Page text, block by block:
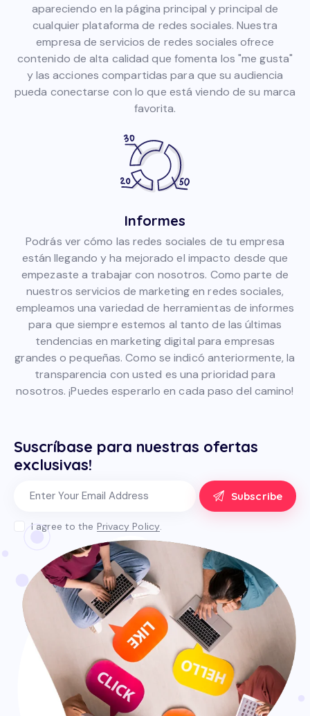
apareciendo en la página principal y principal de
cualquier plataforma de redes sociales. Nuestra
empresa de servicios de redes sociales ofrece
contenido de alta calidad que fomenta los "me gusta"
y las acciones compartidas para que su audiencia
pueda conectarse con lo que está viendo de su marca
favorita.
Informes
Podrás ver cómo las redes sociales de tu empresa
están llegando y ha mejorado el impacto desde que
empezaste a trabajar con nosotros. Como parte de
nuestros servicios de marketing en redes sociales,
empleamos una variedad de herramientas de informes
para que siempre estemos al tanto de las últimas
tendencias en marketing digital para empresas
grandes o pequeñas. Como se indicó anteriormente, la
transparencia con usted es una prioridad para
nosotros. ¡Puedes esperarlo en cada paso del camino!
Suscríbase para nuestras ofertas
exclusivas!
Subscribe
I agree to the Privacy Policy.